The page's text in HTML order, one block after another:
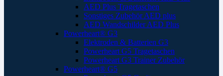
AED Plus Tragetaschen
Sonstiges Zubehör AED plus
AED Wandschilder AED Plus
Powerheart® G3
Elektroden & Batterien G3
Powerheart G5 Tragetaschen
Powerheart G3 Trainer Zubehör
Powerheart® G5